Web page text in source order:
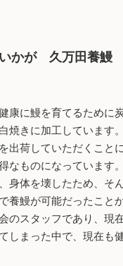
いかが 久万田養鰻
に鰻を育てるために
きに加工しています
荷していただくこと
ものになっています
体を壊したため、そ
養鰻が可能だったこ
スタッフであり、現
まった中で、現在も